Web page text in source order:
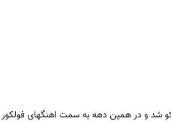
مسکو شد و در همين دهه به سمت اهنگهای